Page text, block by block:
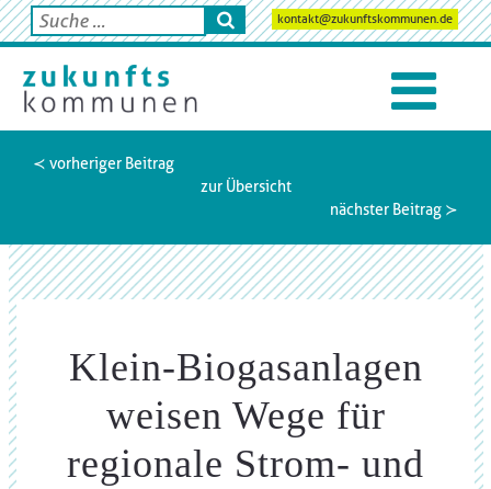
kontakt@zukunftskommunen.de
≺ vorheriger Beitrag
zur Übersicht
nächster Beitrag ≻
Klein-Biogasanlagen
weisen Wege für
regionale Strom- und